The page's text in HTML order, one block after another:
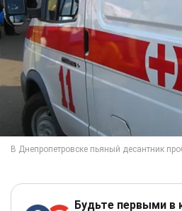
Будьте первыми в